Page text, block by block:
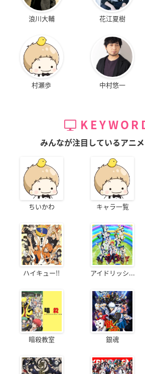
浪川大輔 花江夏樹
村瀬歩 中村悠一
みんなが注目しているアニ
ちいかわ キャラ一覧
ハイキュー!! アイドリッシ...
暗殺教室 銀魂